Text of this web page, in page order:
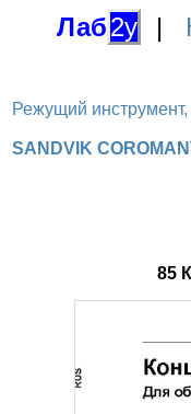
Лаб2у |
Режущий
SANDVIK
85